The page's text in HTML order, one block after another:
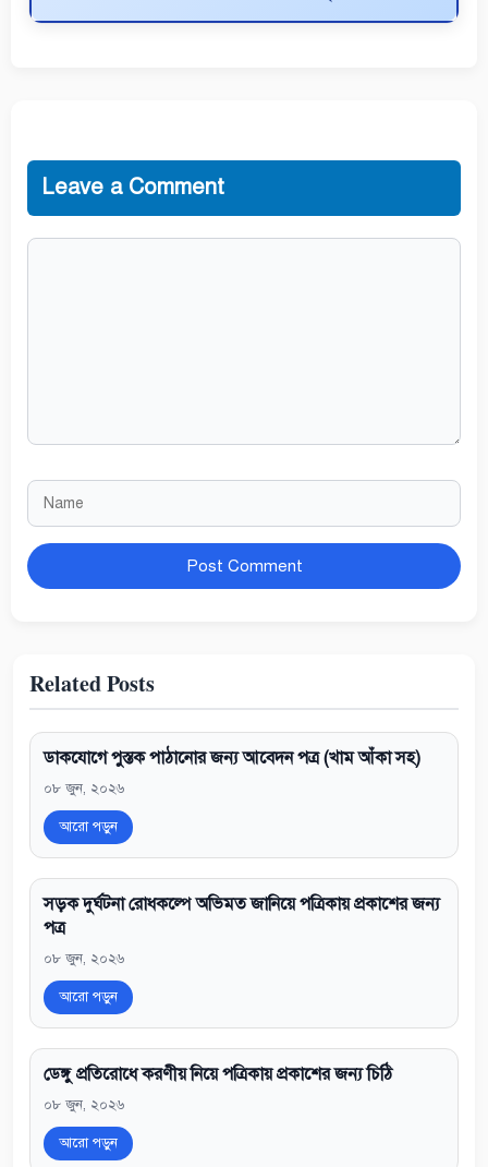
Leave a Comment
Comment
Name
Website
Related Posts
ডাকযোগে পুস্তক পাঠানোর জন্য আবেদন পত্র (খাম আঁকা সহ)
০৮ জুন, ২০২৬
আরো পড়ুন
সড়ক দুর্ঘটনা রোধকল্পে অভিমত জানিয়ে পত্রিকায় প্রকাশের জন্য
পত্র
০৮ জুন, ২০২৬
আরো পড়ুন
ডেঙ্গু প্রতিরোধে করণীয় নিয়ে পত্রিকায় প্রকাশের জন্য চিঠি
০৮ জুন, ২০২৬
আরো পড়ুন